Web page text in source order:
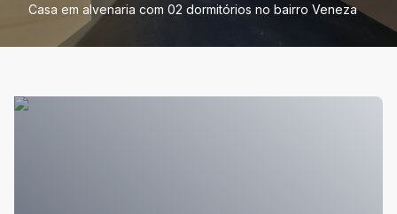
Casa em alvenaria com 02 dormitórios no bairro Veneza